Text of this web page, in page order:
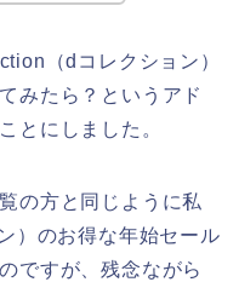
（dコレクション）
みたら？というアド
とにしました。
の方と同じように私
）のお得な年始セール
ですが、残念ながら